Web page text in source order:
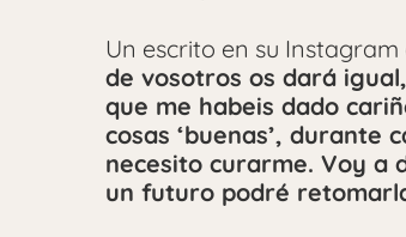
Un escrito en su Instagram
de vosotros os dará
que me habeis dado
cosas ‘buenas’, durante
necesito curarme. Voy a
un futuro podré